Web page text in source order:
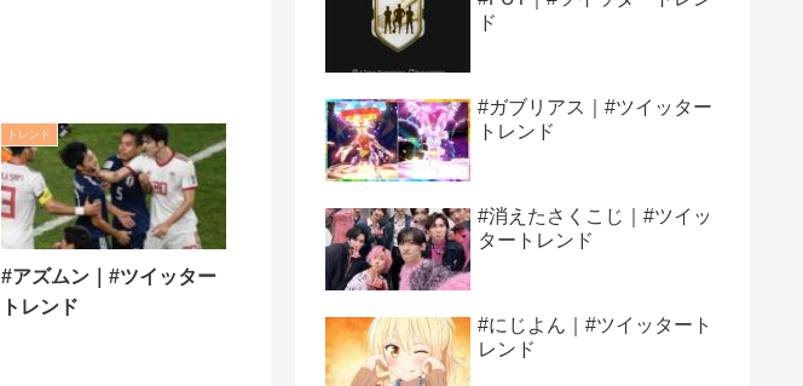
トレンド
#アズムン｜#ツイッター
トレンド
ド
#ガブリアス｜#ツイッター
トレンド
#消えたさくこじ｜#ツイッ
タートレンド
#にじよん｜#ツイッタート
レンド